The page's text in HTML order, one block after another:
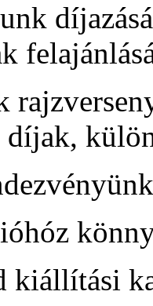
díjak,
kiállítási